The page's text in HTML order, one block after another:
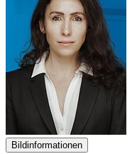
Bildinformationen